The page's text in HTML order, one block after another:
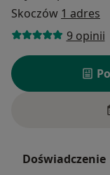
Skoczów 1 adres
9 opinii
Doświadczenie